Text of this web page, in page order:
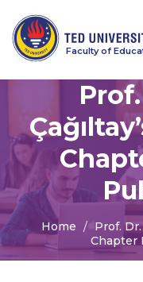
Faculty of
Home
Prof.
Chapter